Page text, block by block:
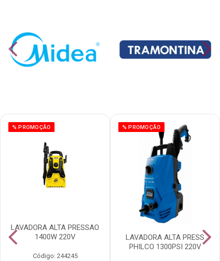
% PROMOÇÃO
LAVADORA ALTA PRESSAO
1400W 220V
Código: 244245
% PROMOÇÃO
LAVADORA ALTA PRESS
PHILCO 1300PSI 220V